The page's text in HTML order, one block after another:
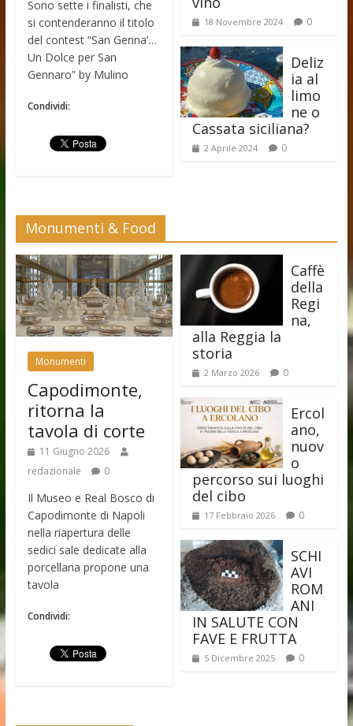
Sono sette i finalisti, che
si contenderanno il titolo
del contest “San Genna’…
Un Dolce per San
Gennaro” by Mulino
Condividi:
18 Novembre 2024 0
Deliz
ia al
limo
ne o
Cassata siciliana?
2 Aprile 2024 0
Monumenti & Food
Monumenti
Capodimonte,
ritorna la
tavola di corte
11 Giugno 2026
redazionale
0
Il Museo e Real Bosco di
Capodimonte di Napoli
nella riapertura delle
sedici sale dedicate alla
porcellana propone una
tavola
Condividi:
Caffè
della
Regi
na,
alla Reggia la
storia
2 Marzo 2026 0
Ercol
ano,
nuov
o
percorso sui luoghi
del cibo
17 Febbraio 2026 0
SCHI
AVI
ROM
ANI
IN SALUTE CON
FAVE E FRUTTA
5 Dicembre 2025 0